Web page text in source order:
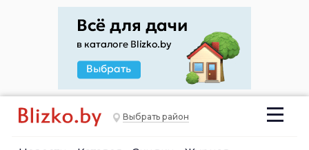
Выбрать район